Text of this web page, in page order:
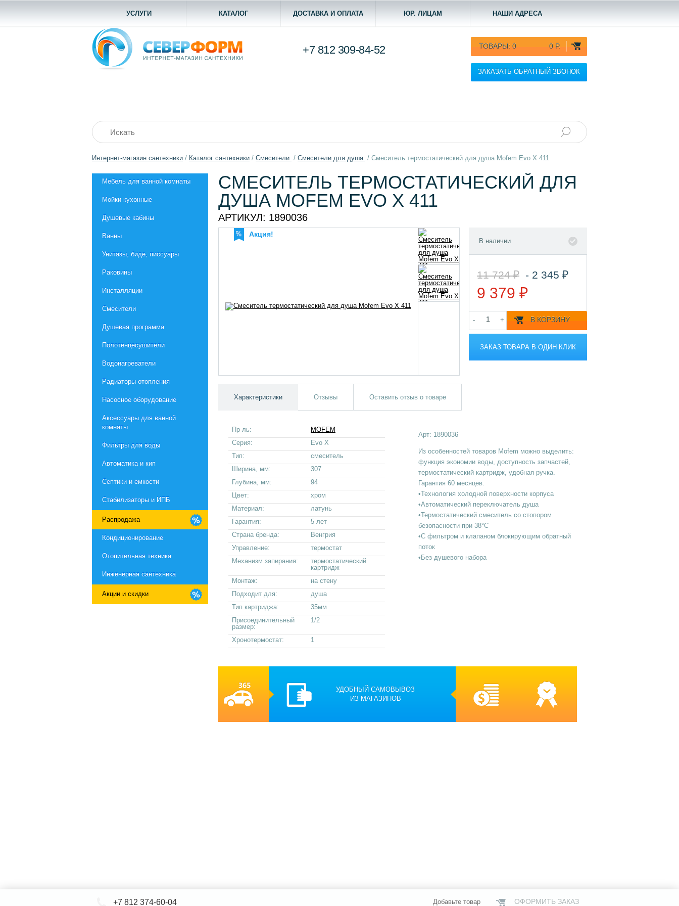
УСЛУГИ КАТАЛОГ ДОСТАВКА И ОПЛАТА ЮР. ЛИЦАМ НАШИ АДРЕСА
ТОВАРЫ: 0 0 Р.
ЗАКАЗАТЬ ОБРАТНЫЙ ЗВОНОК
+7 812 309-84-52
Интернет-магазин сантехники / Каталог сантехники / Смесители / Смесители для душа / Смеситель термостатический для душа Mofem Evo X 411
Мебель для ванной комнаты
Мойки кухонные
Душевые кабины
Ванны
Унитазы, биде, писсуары
Раковины
Инсталляции
Смесители
Душевая программа
Полотенцесушители
Водонагреватели
Радиаторы отопления
Насосное оборудование
Aксессуары для ванной
комнаты
Фильтры для воды
Автоматика и кип
Септики и емкости
Стабилизаторы и ИПБ
Распродажа
Кондиционирование
Отопительная техника
Инженерная сантехника
Акции и скидки
СМЕСИТЕЛЬ ТЕРМОСТАТИЧЕСКИЙ ДЛЯ
ДУША MOFEM EVO X 411
АРТИКУЛ: 1890036
Акция!
В наличии
11 724 ₽ - 2 345 ₽
9 379 ₽
- + В КОРЗИНУ
ЗАКАЗ ТОВАРА В ОДИН КЛИК
Характеристики Отзывы Оставить отзыв о товаре
Пр-ль:
MOFEM
Серия:
Evo X
Тип:
смеситель
Ширина, мм:
307
Глубина, мм:
94
Цвет:
хром
Материал:
латунь
Гарантия:
5 лет
Страна бренда:
Венгрия
Управление:
термостат
Механизм запирания:
термостатический
картридж
Монтаж:
на стену
Подходит для:
душа
Тип картриджа:
35мм
Присоединительный
размер:
1/2
Хронотермостат: 1
Арт: 1890036
Из особенностей товаров Mofem можно выделить:
функция экономии воды, доступность запчастей,
термостатический картридж, удобная ручка.
Гарантия 60 месяцев.
•Технология холодной поверхности корпуса
•Автоматический переключатель душа
•Термостатический смеситель со стопором
безопасности при 38°C
•С фильтром и клапаном блокирующим обратный
поток
•Без душевого набора
УДОБНЫЙ САМОВЫВОЗ
ИЗ МАГАЗИНОВ
+7 812 374-60-04 Добавьте товар ОФОРМИТЬ ЗАКАЗ